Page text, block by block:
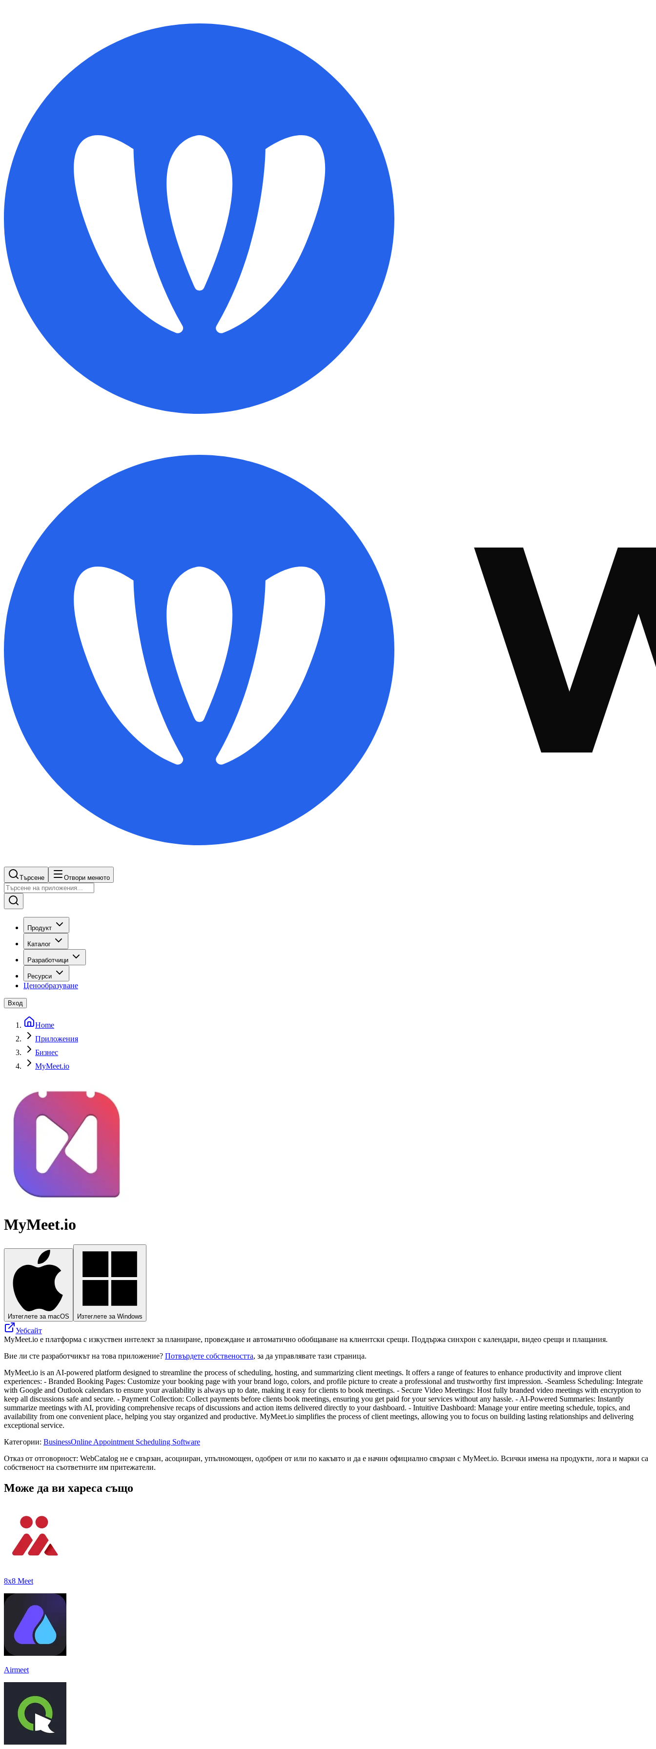
Търсене Отвори менюто
Продукт
Каталог
Разработчици
Ресурси
Ценообразуване
Вход
Home
Приложения
Бизнес
MyMeet.io
MyMeet.io
Изтеглете за macOS Изтеглете за Windows
Уебсайт
MyMeet.io е платформа с изкуствен интелект за планиране, провеждане и автоматично обобщаване на клиентски срещи. Поддържа синхрон с календари, видео срещи и плащания.
Вие ли сте разработчикът на това приложение? Потвърдете собствеността, за да управлявате тази страница.
MyMeet.io is an AI-powered platform designed to streamline the process of scheduling, hosting, and summarizing client meetings. It offers a range of features to enhance productivity and improve client
experiences: - Branded Booking Pages: Customize your booking page with your brand logo, colors, and profile picture to create a professional and trustworthy first impression. -Seamless Scheduling: Integrate
with Google and Outlook calendars to ensure your availability is always up to date, making it easy for clients to book meetings. - Secure Video Meetings: Host fully branded video meetings with encryption to
keep all discussions safe and secure. - Payment Collection: Collect payments before clients book meetings, ensuring you get paid for your services without any hassle. - AI-Powered Summaries: Instantly
summarize meetings with AI, providing comprehensive recaps of discussions and action items delivered directly to your dashboard. - Intuitive Dashboard: Manage your entire meeting schedule, topics, and
availability from one convenient place, helping you stay organized and productive. MyMeet.io simplifies the process of client meetings, allowing you to focus on building lasting relationships and delivering
exceptional service.
Категории: BusinessOnline Appointment Scheduling Software
Отказ от отговорност: WebCatalog не е свързан, асоцииран, упълномощен, одобрен от или по какъвто и да е начин официално свързан с MyMeet.io. Всички имена на продукти, лога и марки са
собственост на съответните им притежатели.
Може да ви хареса също
8x8 Meet
Airmeet